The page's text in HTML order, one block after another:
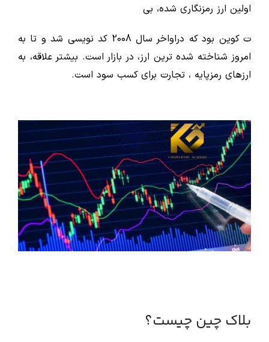
اولین ارز رمزنگاری شده، بی
ت کوین بود که دراواخر سال 2008 کد نویسی شد و تا به
امروز شناخته شده ترین ارز، در بازار است. بیشتر علاقه، به
ارزهای رمزپایه ، تجارت برای کسب سود است.
بلاک چین چیست؟